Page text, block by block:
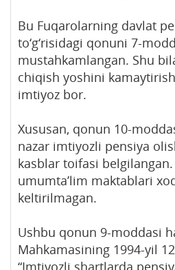
Bu Fuqarolarning davlat
to‘g‘risidagi qonuni 7-
mustahkamlangan. Shu
chiqish yoshini
imtiyoz bor.
Xususan, qonun 10-
nazar imtiyozli pensiya
kasblar toifasi
umumta’lim maktablari
keltirilmagan.
Ushbu qonun 9-moddasi
Mahkamasining 1994-yil
“Imtiyozli shartlarda